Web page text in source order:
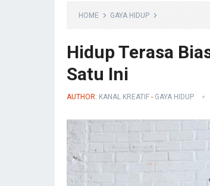
HOME GAYA HIDUP
Hidup Terasa
Satu Ini
AUTHOR: KANAL KREATIF - GAYA HIDUP